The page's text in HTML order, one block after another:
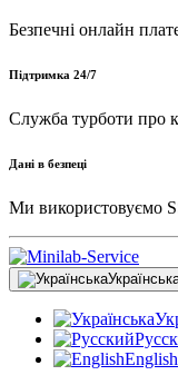
Безпечні онлайн
Підтримка 24/7
Служба турботи про
Дані в безпеці
Ми використовуємо
English